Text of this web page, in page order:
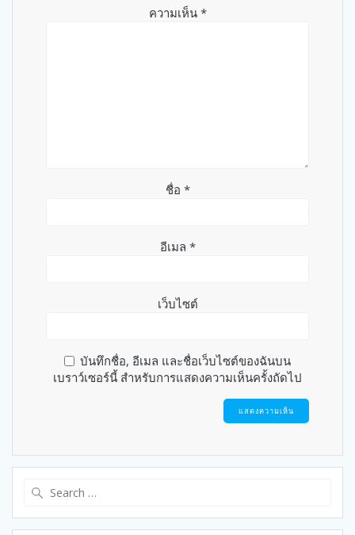
ความเห็น *
ชื่อ *
อีเมล *
เว็บไซต์
บันทึกชื่อ, อีเมล และชื่อเว็บไซต์ของฉันบน
เบราว์เซอร์นี้ สำหรับการแสดงความเห็นครั้งถัดไป